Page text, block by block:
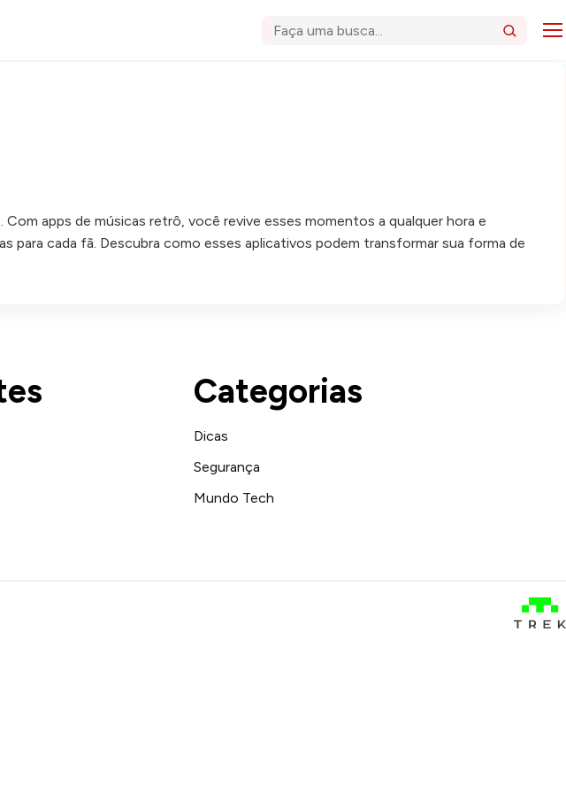
Buscar
apps de músicas retrô, você revive esses momentos a qualquer hora e
para cada fã. Descubra como esses aplicativos podem transformar sua forma de
Categorias
Dicas
Segurança
Mundo Tech